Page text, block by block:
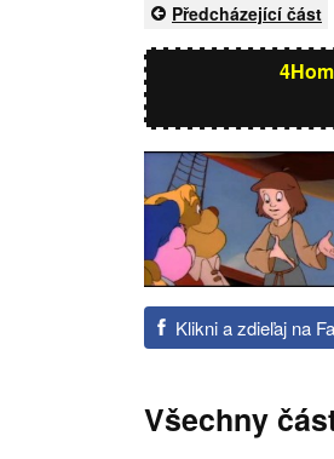
Předcházející část
Klikni a zdieľaj na
Všechny